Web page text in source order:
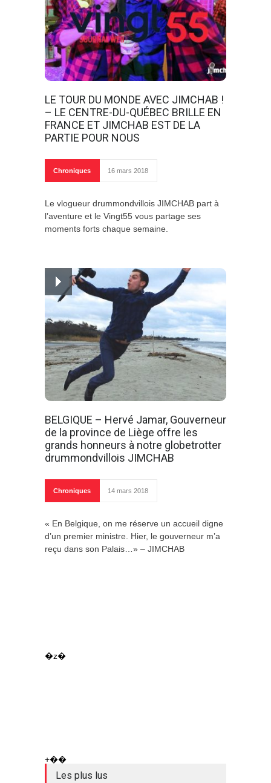
LE TOUR DU MONDE AVEC JIMCHAB !
– LE CENTRE-DU-QUÉBEC BRILLE EN
FRANCE ET JIMCHAB EST DE LA
PARTIE POUR NOUS
Chroniques 16 mars 2018
Le vlogueur drummondvillois JIMCHAB part à
l’aventure et le Vingt55 vous partage ses
moments forts chaque semaine.
BELGIQUE – Hervé Jamar, Gouverneur
de la province de Liège offre les
grands honneurs à notre globetrotter
drummondvillois JIMCHAB
Chroniques 14 mars 2018
« En Belgique, on me réserve un accueil digne
d’un premier ministre. Hier, le gouverneur m’a
reçu dans son Palais…» – JIMCHAB
�z�
+��
Les plus lus